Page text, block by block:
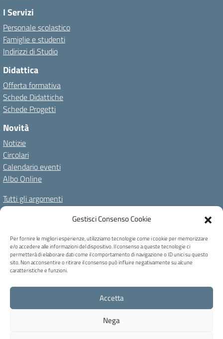
Gestisci Consenso Cookie
Per fornire le migliori esperienze, utilizziamo tecnologie come i cookie per memorizzare
e/o accedere alle informazioni del dispositivo. Il consenso a queste tecnologie ci
permetterà di elaborare dati come il comportamento di navigazione o ID unici su questo
sito. Non acconsentire o ritirare il consenso può influire negativamente su alcune
caratteristiche e funzioni.
Accetta
Nega
I Servizi
Personale scolastico
Famiglie e studenti
Indirizzi di Studio
Didattica
Offerta formativa
Schede Didattiche
Schede Progetti
Novità
Notizie
Circolari
Calendario eventi
Albo Online
Tutti gli argomenti
Il nostro territorio
Amministrazione TrasparenteAlbo OnlinePrivacy Policy
Dichiarazione di accessibilitàNote legaliCookie Policy
C.F. 80004740256 - Codice univoco ufficio: UFB6QF - Via Carducci, 6 -
Caprile di Alleghe (BL) - Tel 0437 721159 - blic82700b@pec.istruzione.it -
blic82700b@istruzione.it